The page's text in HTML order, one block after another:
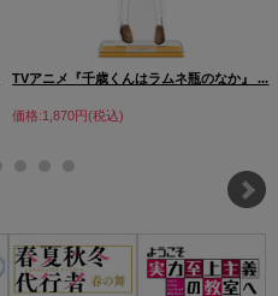
TVアニメ『千歳くんはラムネ瓶のなか』 ...
価格:1,870円(税込)